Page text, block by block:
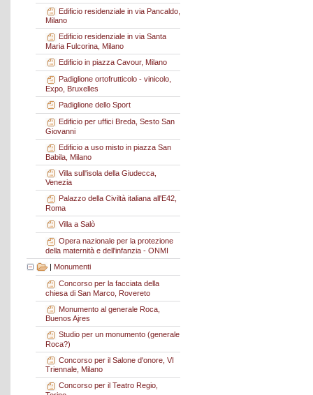
Edificio residenziale in via Pancaldo,
Milano
Edificio residenziale in via Santa
Maria Fulcorina, Milano
Edificio in piazza Cavour, Milano
Padiglione ortofrutticolo - vinicolo,
Expo, Bruxelles
Padiglione dello Sport
Edificio per uffici Breda, Sesto San
Giovanni
Edificio a uso misto in piazza San
Babila, Milano
Villa sull'isola della Giudecca,
Venezia
Palazzo della Civiltà italiana all'E42,
Roma
Villa a Salò
Opera nazionale per la protezione
della maternità e dell'infanzia - ONMI
| Monumenti
Concorso per la facciata della
chiesa di San Marco, Rovereto
Monumento al generale Roca,
Buenos Ajres
Studio per un monumento (generale
Roca?)
Concorso per il Salone d'onore, VI
Triennale, Milano
Concorso per il Teatro Regio,